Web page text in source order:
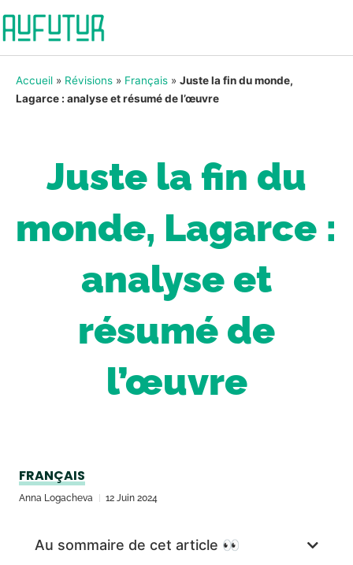
Accueil » Révisions » Français » Juste la fin du monde,
Lagarce : analyse et résumé de l’œuvre
Juste la fin du
monde, Lagarce :
analyse et
résumé de
l’œuvre
FRANÇAIS
Anna Logacheva 12 Juin 2024
Au sommaire de cet article 👀